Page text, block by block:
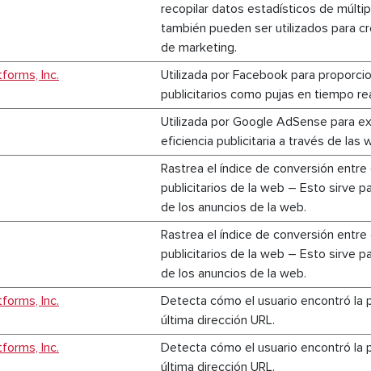
recopilar datos estadísticos de
también pueden ser utilizados para
de marketing.
Inc.
Utilizada por Facebook para
publicitarios como pujas en tiempo
Utilizada por Google AdSense para
eficiencia publicitaria a través de las
Rastrea el índice de conversión entre
publicitarios de la web – Esto sirve
de los anuncios de la web.
Rastrea el índice de conversión entre
publicitarios de la web – Esto sirve
de los anuncios de la web.
Inc.
Detecta cómo el usuario encontró la
última dirección URL.
Inc.
Detecta cómo el usuario encontró la
última dirección URL.